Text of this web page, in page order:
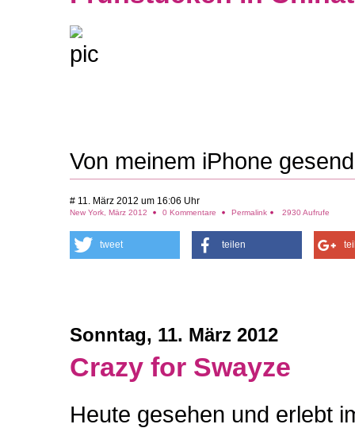
Von meinem iPhone
# 11. März 2012 um 16:06 Uhr
New York, März 2012 0 Kommentare Permalink 2930 Aufrufe
tweet teilen
Sonntag, 11. März 2012
Crazy for Swayze
Heute gesehen und erlebt